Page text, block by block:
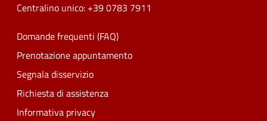
Centralino unico: +39 0783 7911
Domande frequenti (FAQ)
Prenotazione appuntamento
Segnala disservizio
Richiesta di assistenza
Informativa privacy